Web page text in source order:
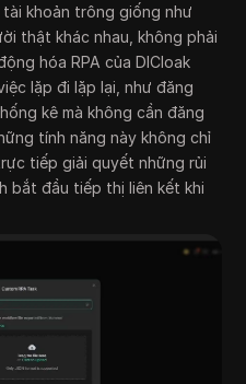
khoản trông giống như
thật khác nhau, không phải
hóa RPA của DICloak
lặp đi lặp lại, như đăng
kê mà không cần đăng
tính năng này không chỉ
tiếp giải quyết những rủi
bắt đầu tiếp thị liên kết khi